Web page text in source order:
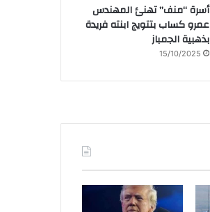
أسرة “منف” تهنئ المهندس
عمرو كساب بتتويج ابنته فريدة
بذهبية الجمباز
15/10/2025